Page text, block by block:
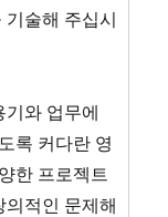
술해 주십시
와 업무에
록 커다란 영
한 프로젝트
적인 문제해